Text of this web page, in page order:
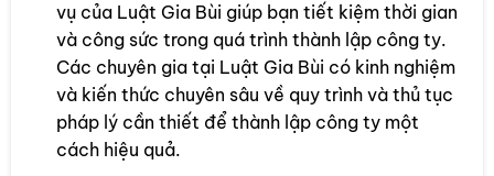
vụ của Luật Gia Bùi giúp bạn tiết kiệm thời gian
và công sức trong quá trình thành lập công ty.
Các chuyên gia tại Luật Gia Bùi có kinh nghiệm
và kiến thức chuyên sâu về quy trình và thủ tục
pháp lý cần thiết để thành lập công ty một
cách hiệu quả.